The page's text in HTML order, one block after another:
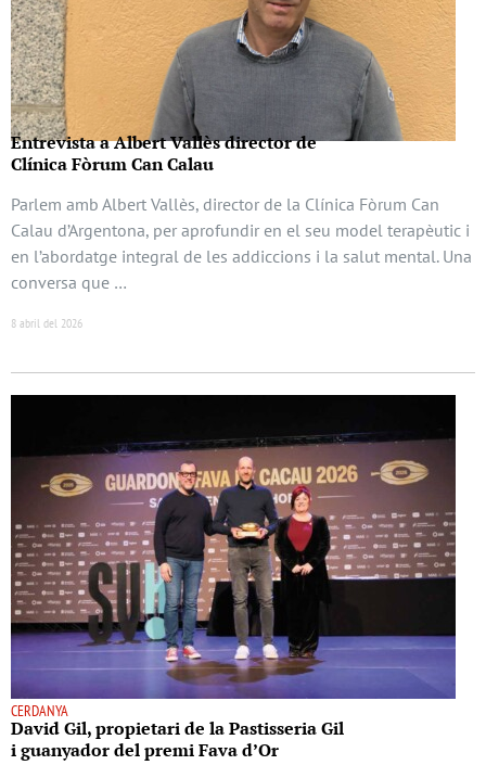
Entrevista a Albert Vallès director de
Clínica Fòrum Can Calau
Parlem amb Albert Vallès, director de la Clínica Fòrum Can
Calau d’Argentona, per aprofundir en el seu model terapèutic i
en l’abordatge integral de les addiccions i la salut mental. Una
conversa que …
8 abril del 2026
CERDANYA
David Gil, propietari de la Pastisseria Gil
i guanyador del premi Fava d’Or